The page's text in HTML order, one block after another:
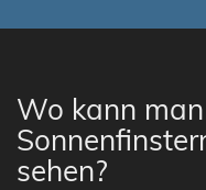
Wo kann
sehen?